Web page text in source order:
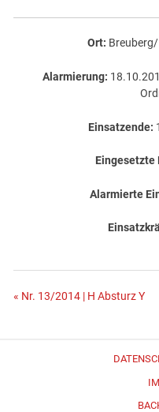
Ort:
Alarmierung:
Einsatzende:
Eingesetzte
Alarmierte
« Nr. 13/2014 | H Absturz Y